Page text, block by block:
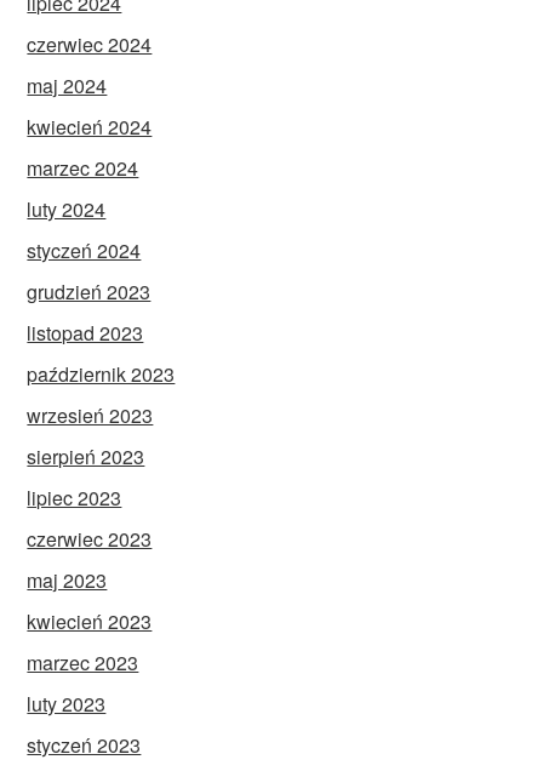
czerwiec 2024
maj 2024
kwiecień 2024
marzec 2024
luty 2024
styczeń 2024
grudzień 2023
listopad 2023
październik 2023
wrzesień 2023
sierpień 2023
lipiec 2023
czerwiec 2023
maj 2023
kwiecień 2023
marzec 2023
luty 2023
styczeń 2023